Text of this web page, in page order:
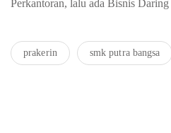
Perkantoran, lalu ada Bisnis
prakerin smk putra bangsa